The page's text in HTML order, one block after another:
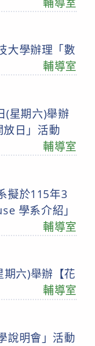
大學辦理「數
輔導室
(星期六)舉辦
日」活動
輔導室
擬於115年3
學系介紹」
輔導室
期六)舉辦【花
輔導室
說明會」活動